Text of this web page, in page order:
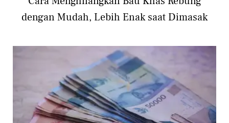
dengan Mudah, Lebih Enak saat Dimasak